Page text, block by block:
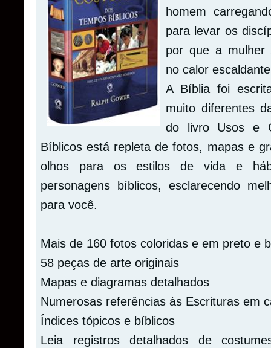
homem
para levar os
por que a mulher
no calor
A Bíblia foi
muito diferentes
do livro Usos e
Bíblicos está repleta de fotos, mapas e
olhos para os estilos de vida e
personagens bíblicos, esclarecendo
para você.
Mais de 160 fotos coloridas e em preto e
58 peças de arte originais
Mapas e diagramas detalhados
Numerosas referências às Escrituras em
Índices tópicos e bíblicos
Leia registros detalhados de